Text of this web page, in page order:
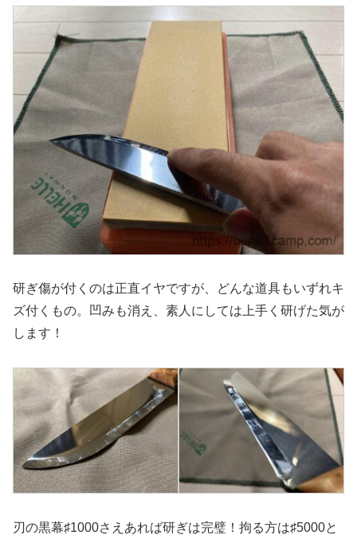
研ぎ傷が付くのは正直イヤですが、どんな道具もいずれキ
ズ付くもの。凹みも消え、素人にしては上手く研げた気が
します！
刃の黒幕♯1000さえあれば研ぎは完璧！拘る方は♯5000と